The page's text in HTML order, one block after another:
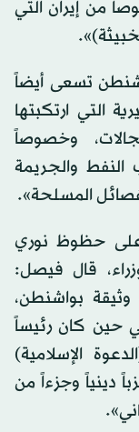
من إيران التي
تسعى أيضاً
التي ارتكبتها
وخصوصاً
والجريمة
المسلحة».
على حظوظ نوري
قال فيصل:
بواشنطن،
حين كان رئيساً
الإسلامية)
دينياً وجزءاً من